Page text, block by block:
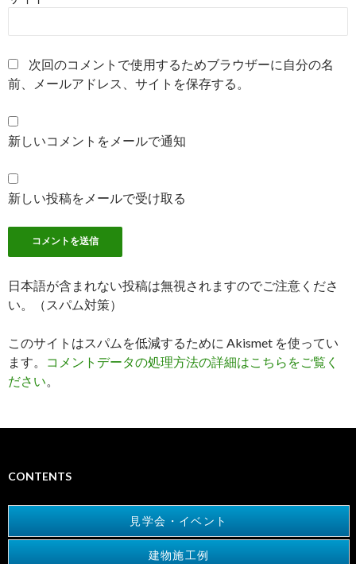
次回のコメントで使用するためブラウザーに自分の名
前、メールアドレス、サイトを保存する。
新しいコメントをメールで通知
新しい投稿をメールで受け取る
日本語が含まれない投稿は無視されますのでご注意くださ
い。（スパム対策）
このサイトはスパムを低減するために Akismet を使ってい
ます。
コメントデータの処理方法の詳細はこちらをご覧く
ださい
CONTENTS
見学会・イベント
建物施工例